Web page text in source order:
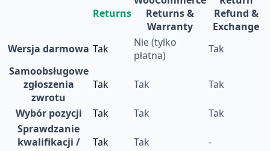
Returns
Returns &
Warranty
Refund &
Exchange
Wersja darmowa Tak
Nie (tylko
płatna)
Tak
Samoobsługowe
zgłoszenia
zwrotu
Tak Tak Tak
Wybór pozycji Tak Tak
Tak
Sprawdzanie
kwalifikacji /
Tak Tak -